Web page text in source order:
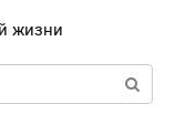
жизни